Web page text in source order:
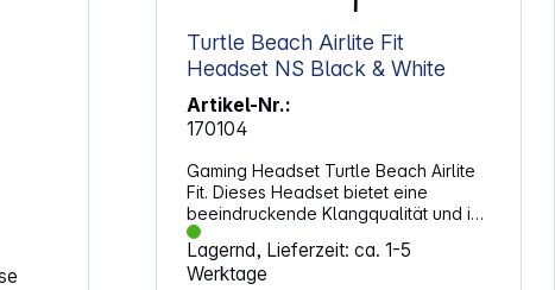
Turtle Beach Airlite Fit
Headset NS Black & White
Artikel-Nr.:
170104
Gaming Headset Turtle Beach Airlite
Fit. Dieses Headset bietet eine
beeindruckende Klangqualität und ist
offiziell lizenziert für die Nintendo
Switch-Familie. KompatibilitätDas
Turtle Beach Airlite Fit-Gaming-
Lagernd, Lieferzeit: ca. 1-5
Werktage